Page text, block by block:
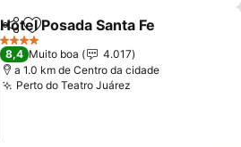
PartilharAdicionar aos favoritos
Hotel Posada Santa Fe
4 Estrelas
8,4 Muito boa
4.017
a 1.0 km de Centro da cidade
Perto do Teatro Juárez